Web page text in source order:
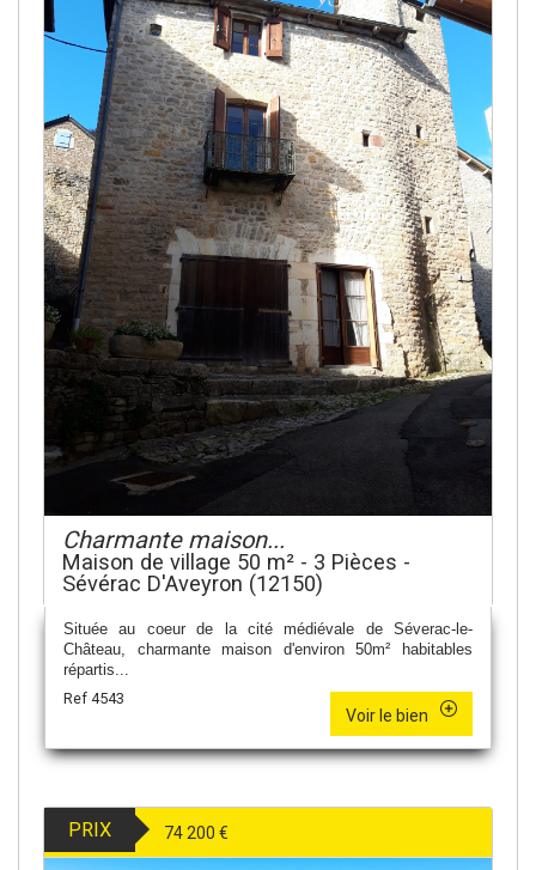
Charmante maison...
Maison de village 50 m² - 3 Pièces -
Sévérac D'Aveyron (12150)
Située au coeur de la cité médiévale de Séverac-le-
Château, charmante maison d'environ 50m² habitables
répartis...
Ref 4543
Voir le bien
PRIX 74 200 €